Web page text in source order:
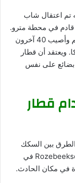
تم اعتقال شاب
قادم في محطة مترو.
وفي الآونة الأخيرة، لقي ثلاثة أشخاص مصرعهم وأصيب 40 آخرون
ويعتقد أن قطار
قطار بضائع على نفس
قطار
بين السكك
الحديدية والشوارع. وقع الاصطدام في Rozebeeksestraat في